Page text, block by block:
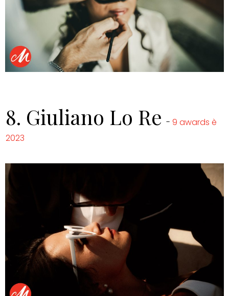
8. Giuliano Lo Re - 9 awards è
2023